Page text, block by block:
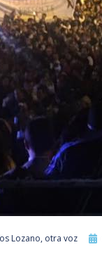
Lozano, otra voz